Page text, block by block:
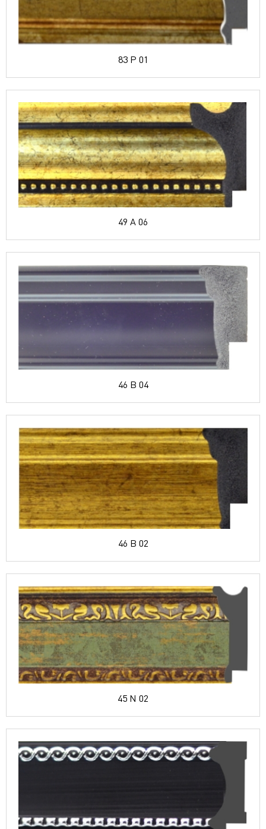
83 P 01
49 A 06
46 B 04
46 B 02
45 N 02